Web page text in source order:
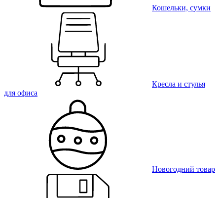
Кошельки, сумки
Кресла и стулья
для офиса
Новогодний товар